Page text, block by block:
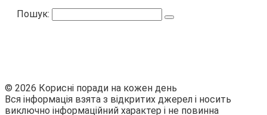
Пошук:
© 2026 Корисні поради на кожен день
Вся інформація взята з відкритих джерел і носить
виключно інформаційний характер і не повинна